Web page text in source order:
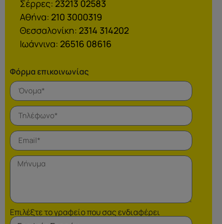
Σέρρες: 23213 02583
Αθήνα: 210 3000319
Θεσσαλονίκη: 2314 314202
Ιωάννινα: 26516 08616
Φόρμα επικοινωνίας
Επιλέξτε το γραφείο που σας ενδιαφέρει